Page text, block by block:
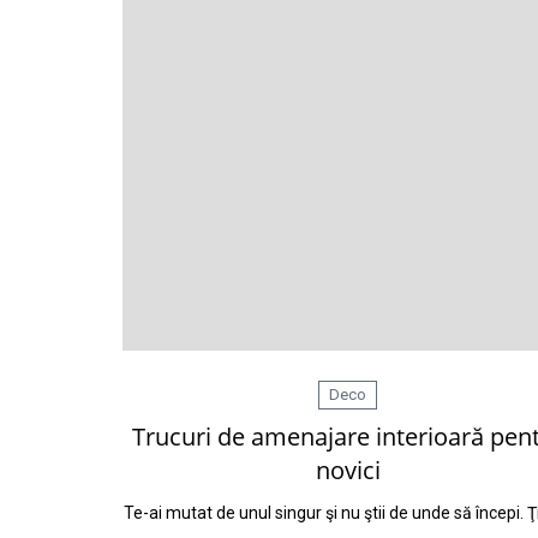
Deco
Trucuri de amenajare interioară
novici
Te-ai mutat de unul singur şi nu ştii de unde să începi. Ţi